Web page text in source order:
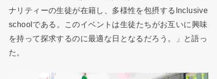
ナリティーの生徒が在籍し、多様性を包摂するInclusive
schoolである。このイベントは生徒たちがお互いに興味
を持って探求するのに最適な日となるだろう。」と語っ
た。